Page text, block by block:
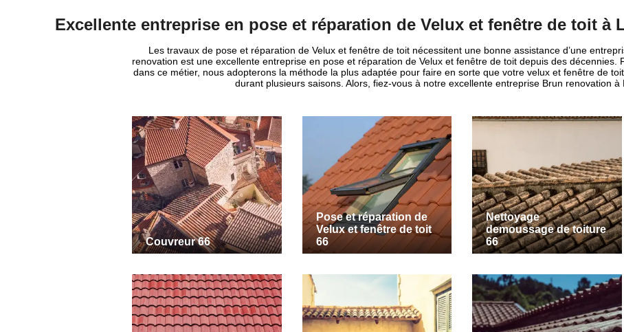
Excellente entreprise en pose et réparation de Velux et fenêtre de toit à
Les travaux de pose et réparation de Velux et fenêtre de toit nécessitent une bonne assistance d’une
renovation est une excellente entreprise en pose et réparation de Velux et fenêtre de toit depuis des décennies.
dans ce métier, nous adopterons la méthode la plus adaptée pour faire en sorte que votre velux et fenêtre de
durant plusieurs saisons. Alors, fiez-vous à notre excellente entreprise Brun renovation à
Couvreur 66
Pose et réparation de
Velux et fenêtre de toit
66
Nettoyage
demoussage de toiture
66